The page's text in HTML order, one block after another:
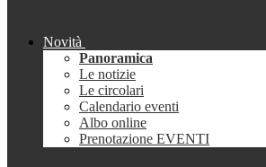
Novità
Panoramica
Le notizie
Le circolari
Calendario eventi
Albo online
Prenotazione EVENTI